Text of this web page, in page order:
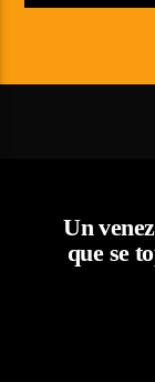
Un
que se